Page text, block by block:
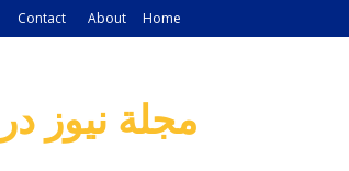
Home
About
Contact
مجلة نيوز